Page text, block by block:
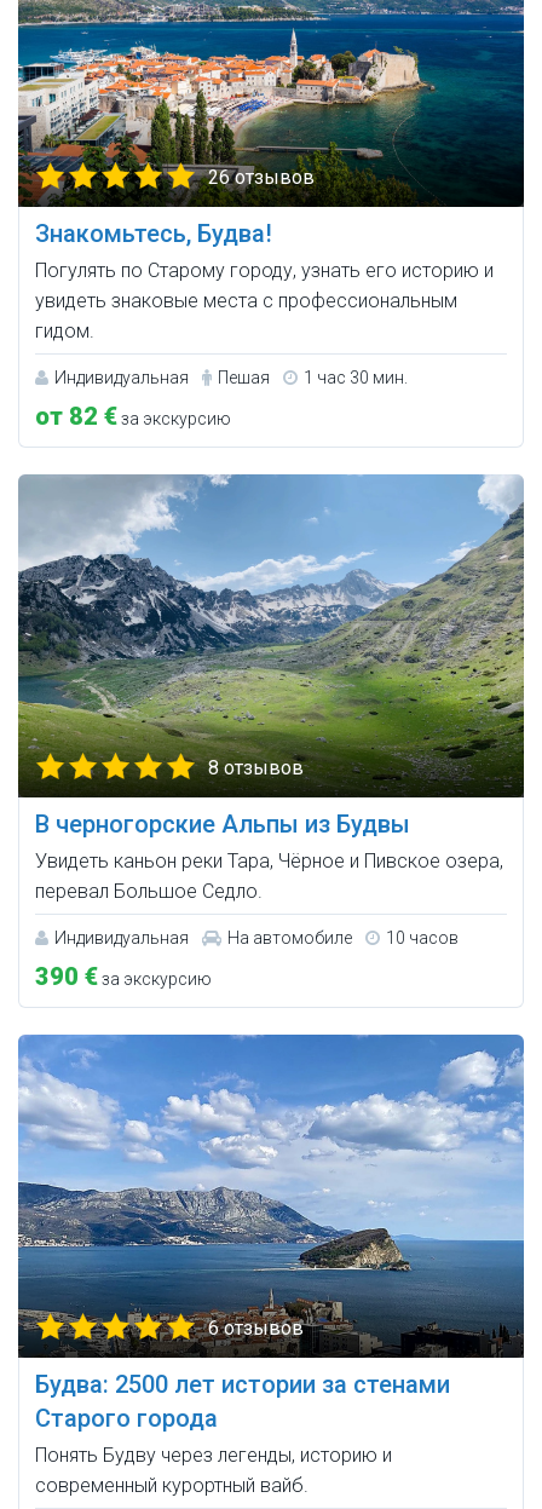
26 отзывов
Знакомьтесь, Будва!
Погулять по Старому городу, узнать его историю и
увидеть знаковые места с профессиональным
гидом.
Индивидуальная Пешая 1 час 30 мин.
от 82 €за экскурсию
8 отзывов
В черногорские Альпы из Будвы
Увидеть каньон реки Тара, Чёрное и Пивское озера,
перевал Большое Седло.
Индивидуальная На автомобиле 10 часов
390 €за экскурсию
6 отзывов
Будва: 2500 лет истории за стенами
Старого города
Понять Будву через легенды, историю и
современный курортный вайб.